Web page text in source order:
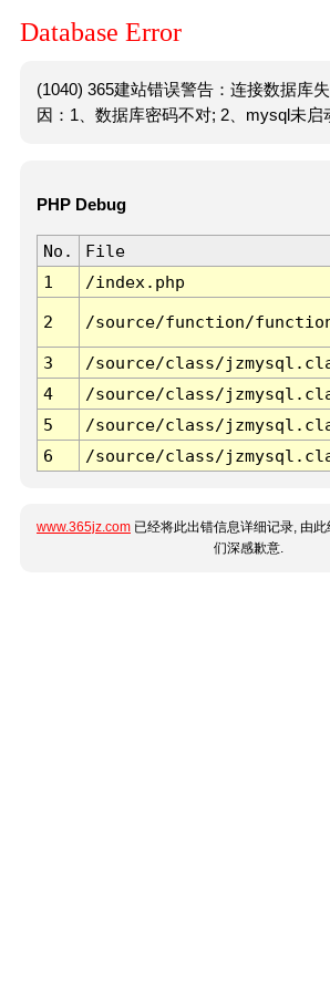
Database Error
(1040) 365建站错误警告：连接数据库
因：1、数据库密码不对; 2、mysql未启
PHP Debug
No. File
1
/index.php
2 /source/function/
3 /source/class/
4
/source/class/
5
/source/class/
6
/source/class/
www.365jz.com 已经将此出错信息详细记录, 由
们深感歉意.